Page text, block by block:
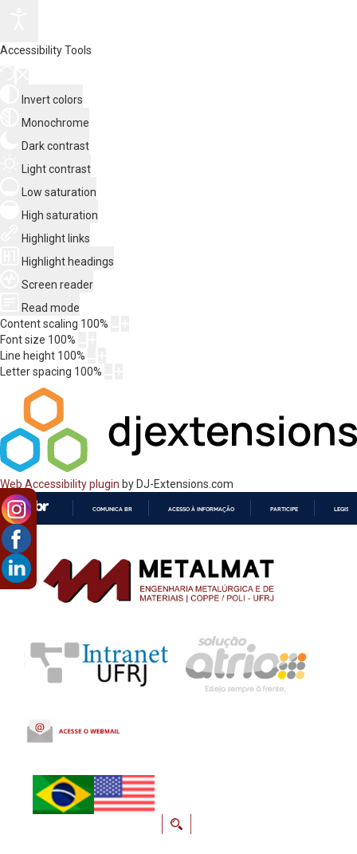
Accessibility Tools
Invert colors
Monochrome
Dark contrast
Light contrast
Low saturation
High saturation
Highlight links
Highlight headings
Screen reader
Read mode
Content scaling 100%
Font size 100%
Line height 100%
Letter spacing 100%
Web Accessibility plugin by DJ-Extensions.com
CONTEÚDO
COMUNICA BR ACESSO À INFORMAÇÃO PARTICIPE